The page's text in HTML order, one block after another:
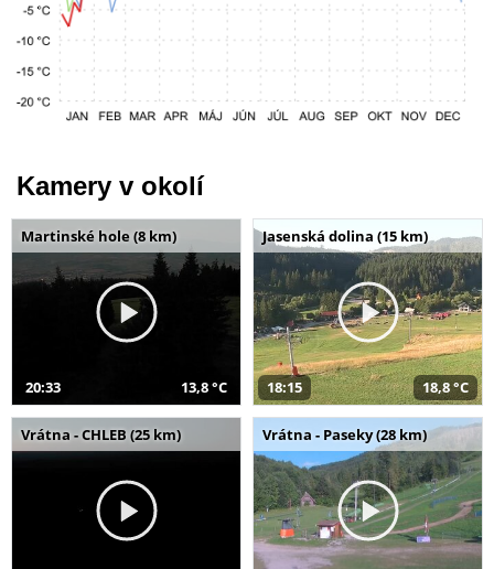
Kamery v okolí
Martinské hole (8 km)
20:33 13,8 °C
Jasenská dolina (15 km)
18:15 18,8 °C
Vrátna - CHLEB (25 km) Vrátna - Paseky (28 km)